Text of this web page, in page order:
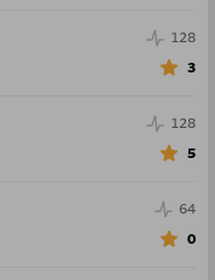
128
3
128
5
64
0